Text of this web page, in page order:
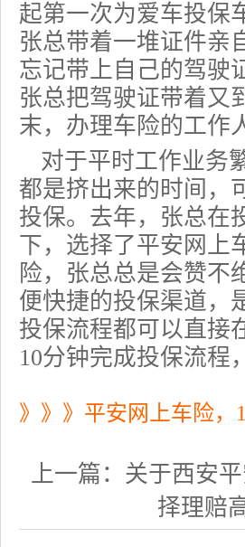
起第一次为爱车投保
张总带着一堆证件亲
忘记带上自己的驾驶
张总把驾驶证带着又
末，办理车险的工作
对于平时工作业务
都是挤出来的时间，
投保。去年，张总在
下，选择了平安网上
险，张总总是会赞不
便快捷的投保渠道，
投保流程都可以直接
10分钟完成投保流程
》》》平安网上车险
上一篇： 关于西安
择理赔